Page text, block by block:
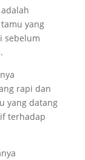
yang
sebelum
rapi dan
yang datang
terhadap